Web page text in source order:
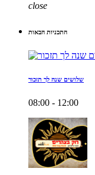
close
התכניות הבאות
שלושים שנה לך תזכור
08:00 - 12:00